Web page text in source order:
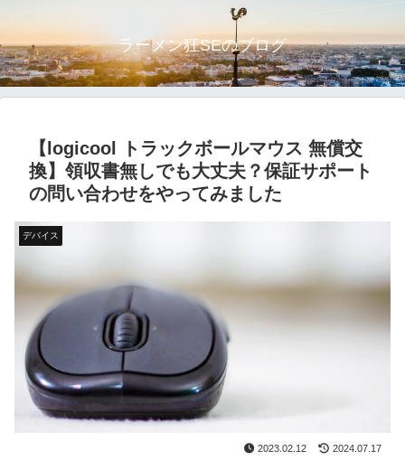
ラーメン狂SEのブログ
【logicool トラックボールマウス 無償交
換】領収書無しでも大丈夫？保証サポート
の問い合わせをやってみました
デバイス
2023.02.12 2024.07.17